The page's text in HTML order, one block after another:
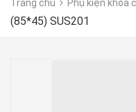
Trang chủ Phụ kiện khóa
(85*45) SUS201